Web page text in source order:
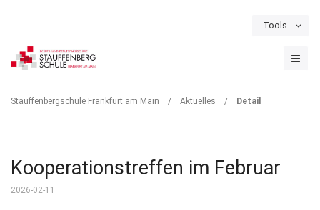
Tools
Schulportal Termine
Stauffenbergschule Frankfurt am Main / Aktuelles / Detail
Kooperationstreffen im Februar
2026-02-11